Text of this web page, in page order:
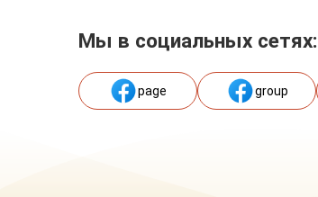
Мы в социальных сетях:
page group